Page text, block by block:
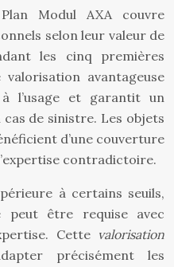
Modul AXA couvre
selon leur valeur de
les cinq premières
valorisation avantageuse
l’usage et garantit un
de sinistre. Les objets
d’une couverture
contradictoire.
à certains seuils,
peut être requise avec
Cette valorisation
précisément les